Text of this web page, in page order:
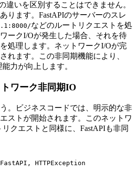
違いを区別することはできません。
ります。FastAPIのサーバーのスレ
などのルートリクエストを処
ークI/Oが発生した場合、それを待
処理します。ネットワークI/Oが完
れます。この非同期機能により、
力が向上します。
ワーク非同期IO
。ビジネスコードでは、明示的な非
ストが開始されます。このネットワ
クエストと同様に、FastAPIも非同
HTTPException